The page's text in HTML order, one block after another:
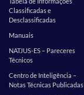
Classificadas e
Desclassificadas
Manuais
NATJUS-ES – Pareceres
Técnicos
Centro de Inteligência –
Notas Técnicas Publicadas